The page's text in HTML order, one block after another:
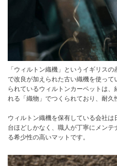
「ウィルトン織機」というイギリス
で改良が加えられた古い織機を使って
られているウィルトンカーペットは
れる「織物」でつくられており、耐久
ウィルトン織機を保有している会社
台ほどしかなく、職人が丁寧にメン
る希少性の高いマットです。